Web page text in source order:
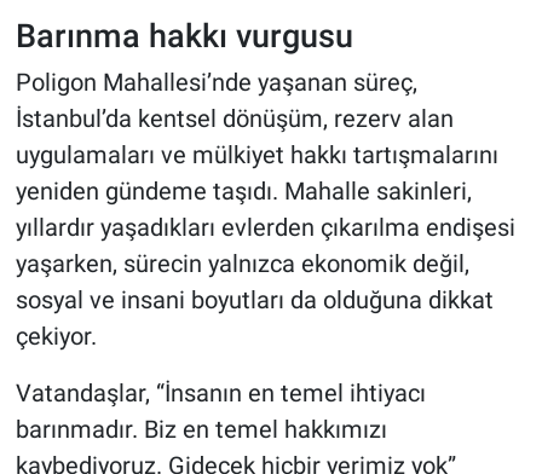
Barınma hakkı vurgusu
Poligon Mahallesi’nde yaşanan süreç,
İstanbul’da kentsel dönüşüm, rezerv alan
uygulamaları ve mülkiyet hakkı tartışmalarını
yeniden gündeme taşıdı. Mahalle sakinleri,
yıllardır yaşadıkları evlerden çıkarılma endişesi
yaşarken, sürecin yalnızca ekonomik değil,
sosyal ve insani boyutları da olduğuna dikkat
çekiyor.
Vatandaşlar, “İnsanın en temel ihtiyacı
barınmadır. Biz en temel hakkımızı
kaybediyoruz. Gidecek hiçbir yerimiz yok”